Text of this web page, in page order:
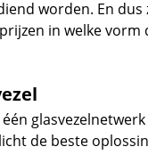
worden. En dus
in welke vorm
de beste